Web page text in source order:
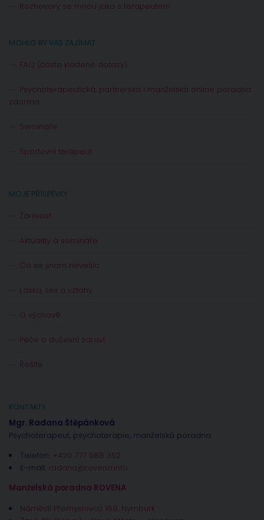
Rozhovory se mnou jako s terapeutem
MOHLO BY VÁS ZAJÍMAT
FAQ (často kladené dotazy)
Psychoterapeutická, partnerská i manželská online poradna
zdarma
Semináře
Sportovní terapeut
MOJE PŘÍSPĚVKY
Žárlivost
Aktuality a semináře
Co se jinam nevešlo
Láska, sex a vztahy
O výchově
Péče o duševní zdraví
Řešíte
KONTAKTY
Mgr. Radana Štěpánková
Psychoterapeut, psychoterapie, manželská poradna
Telefon: +420 777 588 352
E-mail: radana@rovena.info
Manželská poradna ROVENA
Náměstí Přemyslovců 169, Nymburk